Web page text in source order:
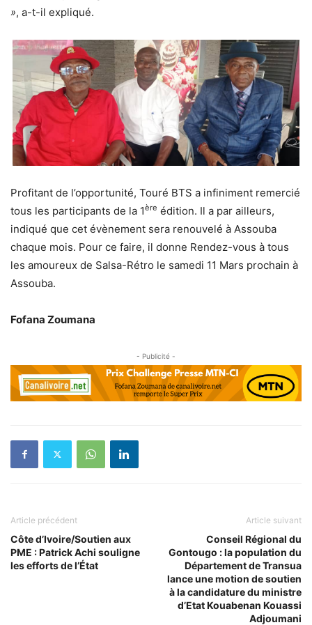
», a-t-il expliqué.
Profitant de l’opportunité, Touré BTS a infiniment remercié
tous les participants de la 1ère édition. Il a par ailleurs,
indiqué que cet évènement sera renouvelé à Assouba
chaque mois. Pour ce faire, il donne Rendez-vous à tous
les amoureux de Salsa-Rétro le samedi 11 Mars prochain à
Assouba.
Fofana Zoumana
- Publicité -
Article précédent
Côte d’Ivoire/Soutien aux
PME : Patrick Achi souligne
les efforts de l’État
Article suivant
Conseil Régional du
Gontougo : la population du
Département de Transua
lance une motion de soutien
à la candidature du ministre
d’Etat Kouabenan Kouassi
Adjoumani